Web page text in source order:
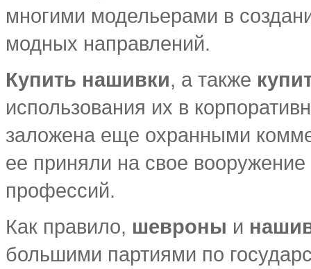
многими модельерами в
модных направлений.
Купить нашивки, а также
использования их в
заложена еще охранными
ее приняли на свое
профессий.
Как правило, шевроны и
большими партиями по